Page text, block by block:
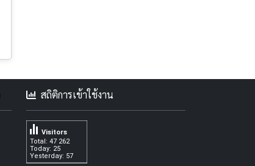
สถิติการเข้าใช้งาน
Total: 47 262
Today: 25
Yesterday: 57
Visitors